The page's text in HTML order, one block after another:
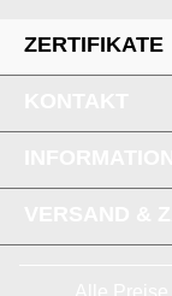
ZERTIFIKATE